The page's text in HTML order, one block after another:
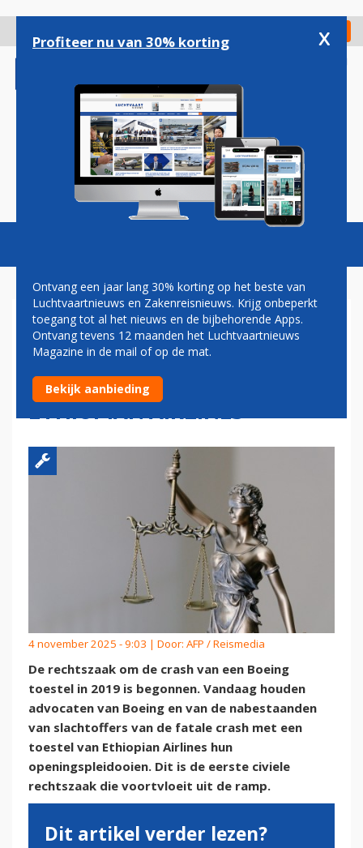
gaan
Check in
Magazine Podcasts Vacatures
BOEING VOOR DE RECHTER IN
EERSTE CIVIELE ZAAK ROND
DODELIJKE CRASH
ETHIOPIAN AIRLINES
4 november 2025 - 9:03 | Door: AFP / Reismedia
De rechtszaak om de crash van een Boeing
toestel in 2019 is begonnen. Vandaag houden
advocaten van Boeing en van de nabestaanden
van slachtoffers van de fatale crash met een
toestel van Ethiopian Airlines hun
openingspleidooien. Dit is de eerste civiele
rechtszaak die voortvloeit uit de ramp.
Dit artikel verder lezen?
Profiteer nu van 30% korting x
Ontvang een jaar lang 30% korting op het beste van
Luchtvaartnieuws en Zakenreisnieuws. Krijg onbeperkt
toegang tot al het nieuws en de bijbehorende Apps.
Ontvang tevens 12 maanden het Luchtvaartnieuws
Magazine in de mail of op de mat.
Bekijk aanbieding